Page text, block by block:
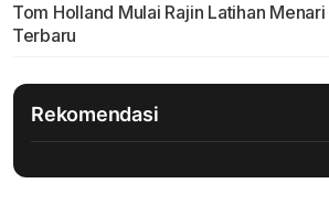
Tom Holland Mulai Rajin Latihan
Terbaru
Rekomendasi